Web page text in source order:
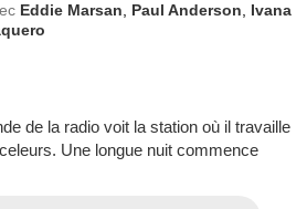
Eddie Marsan, Paul Anderson, Ivana
de la radio voit la station où il travaille
Une longue nuit commence